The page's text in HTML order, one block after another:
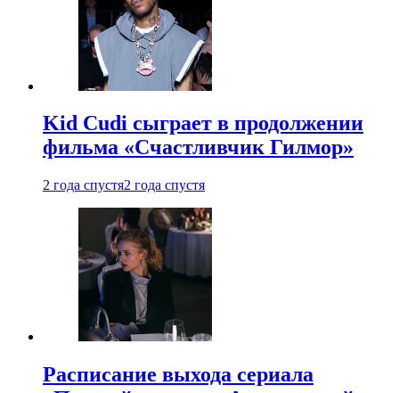
Kid Cudi сыграет в продолжении
фильма «Счастливчик Гилмор»
2 года спустя2 года спустя
Расписание выхода сериала